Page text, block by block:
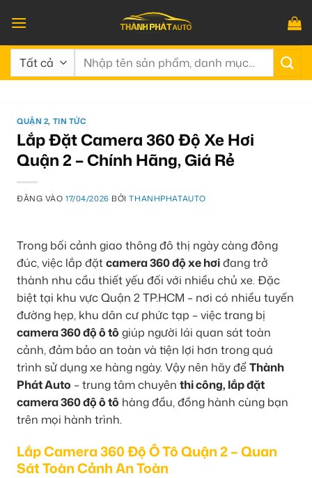
qua
nội
dung
Tìm
QUẬN 2, TIN TỨC
Lắp Đặt Camera 360 Độ Xe Hơi
Quận 2 – Chính Hãng, Giá Rẻ
ĐĂNG VÀO17/04/2026 BỞITHANHPHATAUTO
Trong bối cảnh giao thông đô thị ngày càng đông
đúc, việc lắp đặtcamera 360 độ xe hơiđang trở
thành nhu cầu thiết yếu đối với nhiều chủ xe. Đặc
biệt tại khu vực Quận 2 TP.HCM – nơi có nhiều tuyến
đường hẹp, khu dân cư phức tạp – việc trang bị
camera 360 độ ô tô giúp người lái quan sát toàn
cảnh, đảm bảo an toàn và tiện lợi hơn trong quá
trình sử dụng xe hàng ngày. Vậy nên hãy đểThành
Phát Auto – trung tâm chuyên thi công, lắp đặt
camera 360 độ ô tô hàng đầu, đồng hành cùng bạn
trên mọi hành trình.
Lắp Camera 360 Độ Ô Tô Quận 2 – Quan
Sát Toàn Cảnh An Toàn